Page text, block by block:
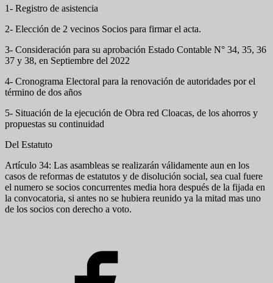
1- Registro de asistencia
2- Elección de 2 vecinos Socios para firmar el acta.
3- Consideración para su aprobación Estado Contable N° 34, 35, 36
37 y 38, en Septiembre del 2022
4- Cronograma Electoral para la renovación de autoridades por el
término de dos años
5- Situación de la ejecución de Obra red Cloacas, de los ahorros y
propuestas su continuidad
Del Estatuto
Artículo 34: Las asambleas se realizarán válidamente aun en los
casos de reformas de estatutos y de disolución social, sea cual fuere
el numero se socios concurrentes media hora después de la fijada en
la convocatoria, si antes no se hubiera reunido ya la mitad mas uno
de los socios con derecho a voto.